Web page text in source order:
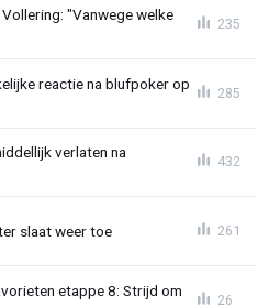
"Vanwege welke
235
reactie na blufpoker op
285
verlaten na
432
slaat weer toe 261
etappe 8: Strijd om
26